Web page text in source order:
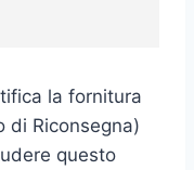
la fornitura
di Riconsegna)
questo